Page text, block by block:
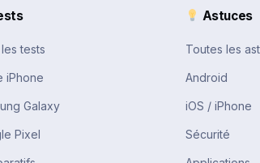
tests
iPhone
Galaxy
Pixel
Astuces
Toutes les
Android
iOS / iPhone
Sécurité